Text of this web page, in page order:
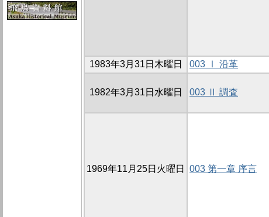
1983年3月31日木曜日
003 Ⅰ 沿革
1982年3月31日水曜日 003 Ⅱ 調査
1969年11月25日火曜日 003 第一章 序言